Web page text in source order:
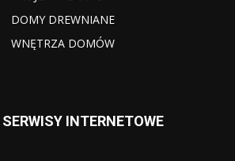
DOMY DREWNIANE
WNĘTRZA DOMÓW
INTERNETOWE